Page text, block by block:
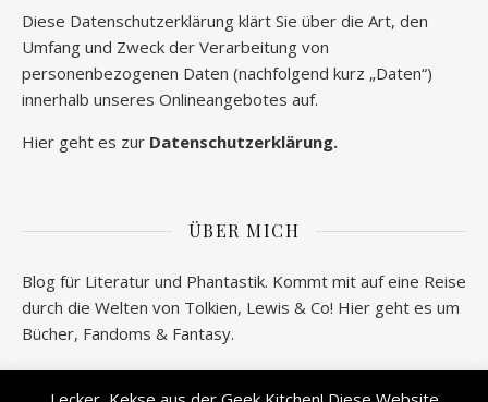
Diese Datenschutzerklärung klärt Sie über die Art, den
Umfang und Zweck der Verarbeitung von
personenbezogenen Daten (nachfolgend kurz „Daten“)
innerhalb unseres Onlineangebotes auf.
Hier geht es zur Datenschutzerklärung.
ÜBER MICH
Blog für Literatur und Phantastik. Kommt mit auf eine Reise
durch die Welten von Tolkien, Lewis & Co! Hier geht es um
Bücher, Fandoms & Fantasy.
Wer verbirgt sich hinter geeksantiques.de? Alle